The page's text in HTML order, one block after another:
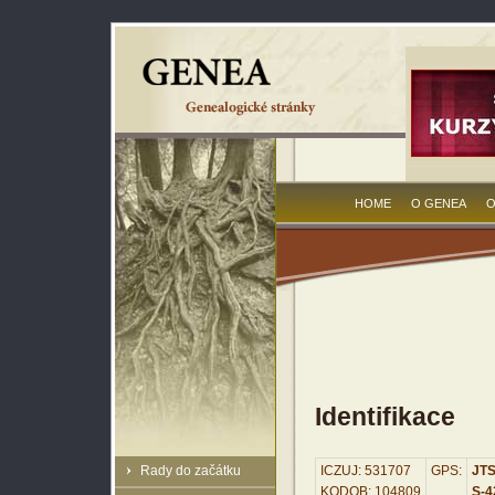
Rady do začátku
HOME O GENEA
Identifikace
ICZUJ: 531707
KODOB: 104809
GPS:
S-